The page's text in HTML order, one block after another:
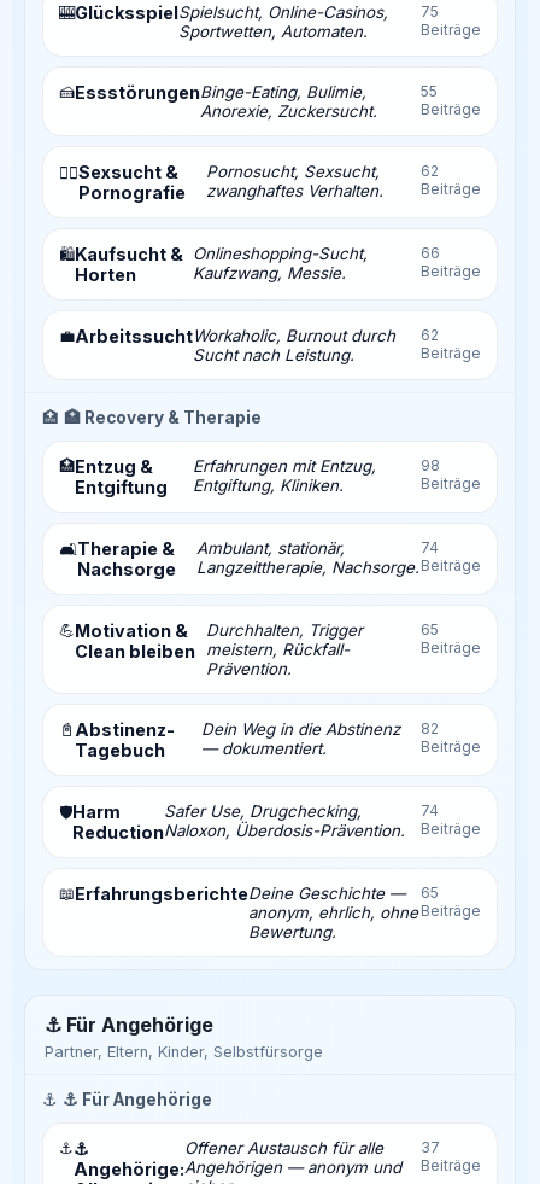
🎰GlücksspielSpielsucht, Online-Casinos,
Sportwetten, Automaten.
75
Beiträge
🍰EssstörungenBinge-Eating, Bulimie,
Anorexie, Zuckersucht.
55
Beiträge
❤️‍🔥Sexsucht &
Pornografie
Pornosucht, Sexsucht,
zwanghaftes Verhalten.
62
Beiträge
🛍️Kaufsucht &
Horten
Onlineshopping-Sucht,
Kaufzwang, Messie.
66
Beiträge
💼ArbeitssuchtWorkaholic, Burnout durch
Sucht nach Leistung.
62
Beiträge
🏥 🏥 Recovery & Therapie
🏥Entzug &
Entgiftung
Erfahrungen mit Entzug,
Entgiftung, Kliniken.
98
Beiträge
🛋️Therapie &
Nachsorge
Ambulant, stationär,
Langzeittherapie, Nachsorge.
74
Beiträge
💪Motivation &
Clean bleiben
Durchhalten, Trigger
meistern, Rückfall-
Prävention.
65
Beiträge
📓 Abstinenz-
Tagebuch
Dein Weg in die Abstinenz
— dokumentiert.
82
Beiträge
🛡️Harm
Reduction
Safer Use, Drugchecking,
Naloxon, Überdosis-Prävention.
74
Beiträge
📖ErfahrungsberichteDeine Geschichte —
anonym, ehrlich, ohne
Bewertung.
65
Beiträge
⚓ Für Angehörige
Partner, Eltern, Kinder, Selbstfürsorge
⚓ ⚓ Für Angehörige
⚓⚓
Angehörige:
Offener Austausch für alle
Angehörigen — anonym und
37
Beiträge